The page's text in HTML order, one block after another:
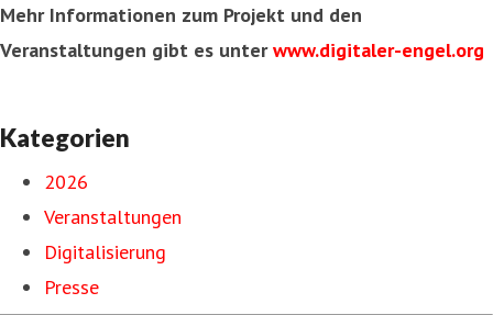
Mehr Informationen zum Projekt und den
Veranstaltungen gibt es unterwww.digitaler-engel.org
Kategorien
2026
Veranstaltungen
Digitalisierung
Presse